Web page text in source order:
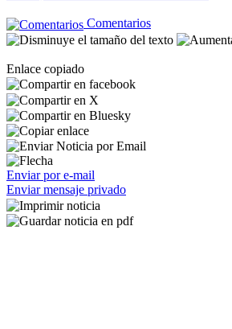
Comentarios
Enlace copiado
Enviar por e-mail
Enviar mensaje privado